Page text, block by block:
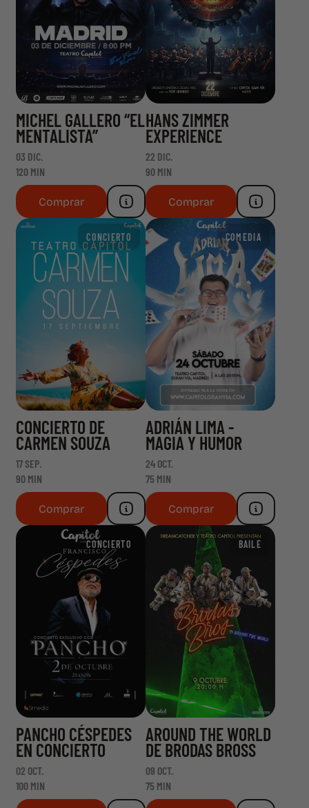
MICHEL GALLERO “EL
MENTALISTA”
03 DIC.
120 MIN
Comprar
HANS ZIMMER
EXPERIENCE
22 DIC.
90 MIN
Comprar
CONCIERTO
CONCIERTO DE
CARMEN SOUZA
17 SEP.
90 MIN
Comprar
COMEDIA
ADRIÁN LIMA -
MAGIA Y HUMOR
24 OCT.
75 MIN
Comprar
CONCIERTO
PANCHO CÉSPEDES
EN CONCIERTO
02 OCT.
100 MIN
BAILE
AROUND THE WORLD
DE BRODAS BROSS
09 OCT.
75 MIN